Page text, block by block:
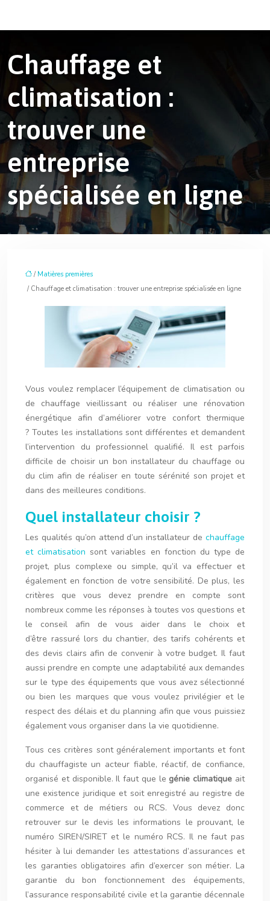
Chauffage et
climatisation :
trouver une
entreprise
spécialisée en ligne
/ Matières premières
/ Chauffage et climatisation : trouver une entreprise spécialisée en ligne
Vous voulez remplacer l’équipement de climatisation ou
de chauffage vieillissant ou réaliser une rénovation
énergétique afin d’améliorer votre confort thermique
? Toutes les installations sont différentes et demandent
l’intervention du professionnel qualifié. Il est parfois
difficile de choisir un bon installateur du chauffage ou
du clim afin de réaliser en toute sérénité son projet et
dans des meilleures conditions.
Quel installateur choisir ?
Les qualités qu’on attend d’un installateur de chauffage
et climatisation sont variables en fonction du type de
projet, plus complexe ou simple, qu’il va effectuer et
également en fonction de votre sensibilité. De plus, les
critères que vous devez prendre en compte sont
nombreux comme les réponses à toutes vos questions et
le conseil afin de vous aider dans le choix et
d’être rassuré lors du chantier, des tarifs cohérents et
des devis clairs afin de convenir à votre budget. Il faut
aussi prendre en compte une adaptabilité aux demandes
sur le type des équipements que vous avez sélectionné
ou bien les marques que vous voulez privilégier et le
respect des délais et du planning afin que vous puissiez
également vous organiser dans la vie quotidienne.
Tous ces critères sont généralement importants et font
du chauffagiste un acteur fiable, réactif, de confiance,
organisé et disponible. Il faut que le génie climatique ait
une existence juridique et soit enregistré au registre de
commerce et de métiers ou RCS. Vous devez donc
retrouver sur le devis les informations le prouvant, le
numéro SIREN/SIRET et le numéro RCS. Il ne faut pas
hésiter à lui demander les attestations d’assurances et
les garanties obligatoires afin d’exercer son métier. La
garantie du bon fonctionnement des équipements,
l’assurance responsabilité civile et la garantie décennale